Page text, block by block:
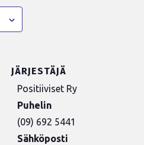
JÄRJESTÄJÄ
Positiiviset Ry
Puhelin
(09) 692 5441
Sähköposti